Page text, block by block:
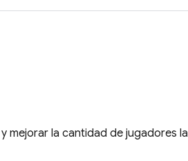
mejorar la cantidad de jugadores la